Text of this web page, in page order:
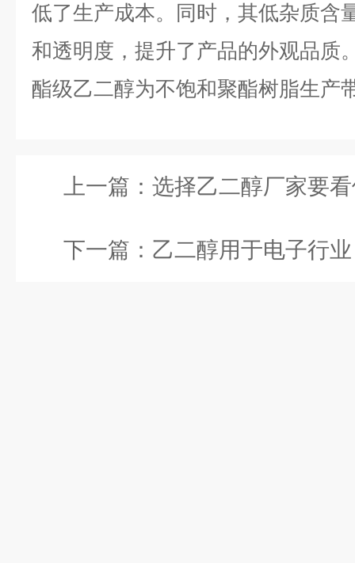
低了生产成本。同时，其低杂质含
和透明度，提升了产品的外观品质
酯级乙二醇为不饱和聚酯树脂生产
上一篇： 选择乙二醇厂家要看供应
下一篇： 乙二醇用于电子行业：